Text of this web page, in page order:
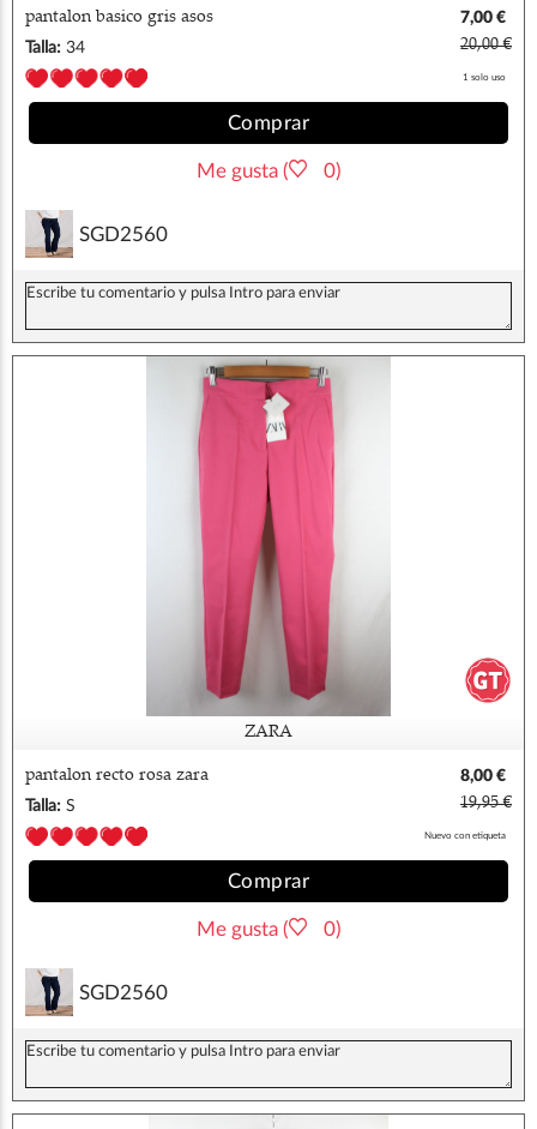
pantalon basico gris asos
7,00 €
Talla: 34 20,00 €
1 solo uso
Comprar
Me gusta ( 0)
SGD2560
ZARA
pantalon recto rosa zara
8,00 €
Talla: S 19,95 €
Nuevo con etiqueta
Comprar
Me gusta ( 0)
SGD2560